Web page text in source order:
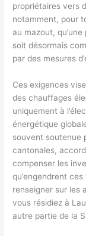
propriétaires vers
notamment, pour
au mazout,
soit désormais
par des mesures
Ces exigences
des chauffages
uniquement à
énergétique
souvent soutenue
cantonales,
compenser les
qu’engendrent
renseigner sur les
vous résidiez à
autre partie de la